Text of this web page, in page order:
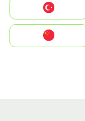
United States
中國香港特別行政區